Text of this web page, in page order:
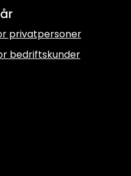
privatpersoner
bedriftskunder